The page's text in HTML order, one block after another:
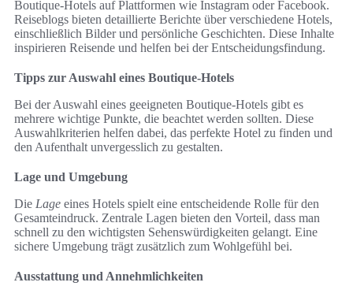
Boutique-Hotels auf Plattformen wie Instagram oder Facebook.
Reiseblogs bieten detaillierte Berichte über verschiedene Hotels,
einschließlich Bilder und persönliche Geschichten. Diese Inhalte
inspirieren Reisende und helfen bei der Entscheidungsfindung.
Tipps zur Auswahl eines Boutique-Hotels
Bei der Auswahl eines geeigneten Boutique-Hotels gibt es
mehrere wichtige Punkte, die beachtet werden sollten. Diese
Auswahlkriterien helfen dabei, das perfekte Hotel zu finden und
den Aufenthalt unvergesslich zu gestalten.
Lage und Umgebung
Die Lage eines Hotels spielt eine entscheidende Rolle für den
Gesamteindruck. Zentrale Lagen bieten den Vorteil, dass man
schnell zu den wichtigsten Sehenswürdigkeiten gelangt. Eine
sichere Umgebung trägt zusätzlich zum Wohlgefühl bei.
Ausstattung und Annehmlichkeiten